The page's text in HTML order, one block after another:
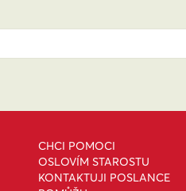
CHCI POMOCI
OSLOVÍM STAROSTU
KONTAKTUJI POSLANCE